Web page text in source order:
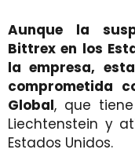
Aunque la
Bittrex en los
la empresa,
comprometida
Global, que
Liechtenstein y
Estados Unidos.